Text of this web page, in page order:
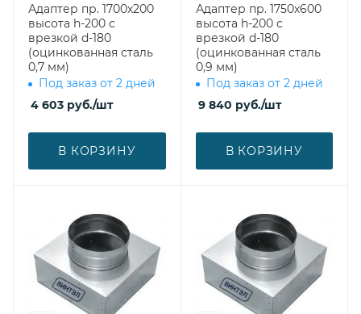
Адаптер пр. 1700х200
высота h-200 с
врезкой d-180
(оцинкованная сталь
0,7 мм)
Под заказ от 2 дней
4 603 руб./шт
В КОРЗИНУ
Адаптер пр. 1750х600
высота h-200 с
врезкой d-180
(оцинкованная сталь
0,9 мм)
Под заказ от 2 дней
9 840 руб./шт
В КОРЗИНУ